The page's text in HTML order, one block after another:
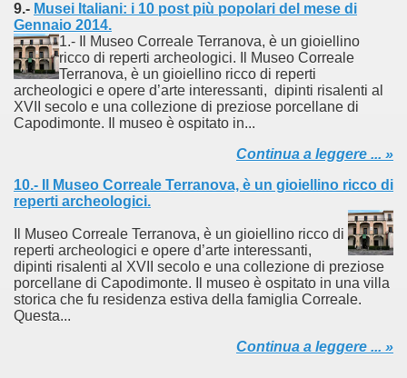
9.- Musei Italiani: i 10 post più popolari del mese di
Gennaio 2014.
1.- Il Museo Correale Terranova, è un gioiellino
ricco di reperti archeologici. Il Museo Correale
Terranova, è un gioiellino ricco di reperti
archeologici e opere d’arte interessanti, dipinti risalenti al
XVII secolo e una collezione di preziose porcellane di
Capodimonte. Il museo è ospitato in...
Continua a leggere ... »
10.- Il Museo Correale Terranova, è un gioiellino ricco di
reperti archeologici.
Il Museo Correale Terranova, è un gioiellino ricco di
reperti archeologici e opere d’arte interessanti,
dipinti risalenti al XVII secolo e una collezione di preziose
porcellane di Capodimonte. Il museo è ospitato in una villa
storica che fu residenza estiva della famiglia Correale.
Questa...
Continua a leggere ... »
del mese di Giugno 2014.
del mese di Luglio 2014.
significative opere museali.
mese di Settembre 2014
del mese di Dicembre 2014.
del mese di Gennaio 2015
Colosseo, Sotterranei e Terzo Ordine